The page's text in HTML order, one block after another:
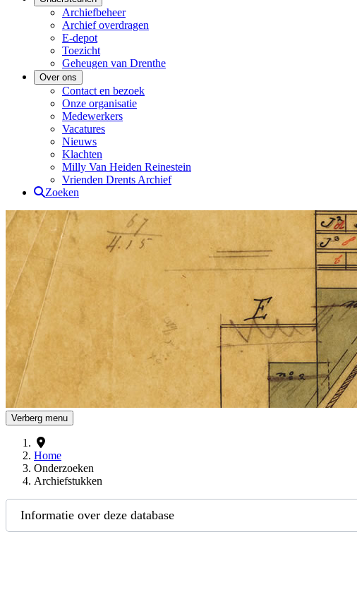
Archiefbeheer
Archief overdragen
E-depot
Toezicht
Geheugen van Drenthe
Over ons
Contact en bezoek
Onze organisatie
Medewerkers
Vacatures
Nieuws
Klachten
Milly Van Heiden Reinestein
Vrienden Drents Archief
Zoeken
Drents Archief
Verberg menu
Home
Onderzoeken
Archiefstukken
Informatie over deze database